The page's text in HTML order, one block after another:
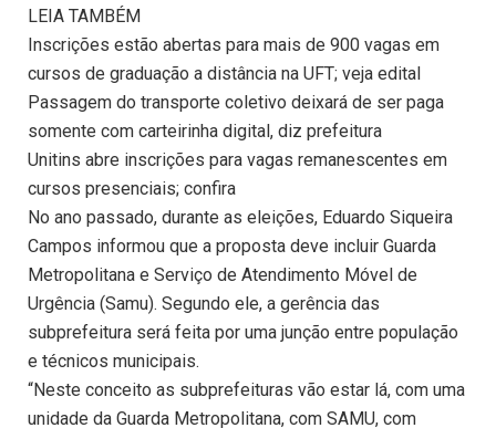
LEIA TAMBÉM
Inscrições estão abertas para mais de 900 vagas em
cursos de graduação a distância na UFT; veja edital
Passagem do transporte coletivo deixará de ser paga
somente com carteirinha digital, diz prefeitura
Unitins abre inscrições para vagas remanescentes em
cursos presenciais; confira
No ano passado, durante as eleições, Eduardo Siqueira
Campos informou que a proposta deve incluir Guarda
Metropolitana e Serviço de Atendimento Móvel de
Urgência (Samu). Segundo ele, a gerência das
subprefeitura será feita por uma junção entre população
e técnicos municipais.
“Neste conceito as subprefeituras vão estar lá, com uma
unidade da Guarda Metropolitana, com SAMU, com